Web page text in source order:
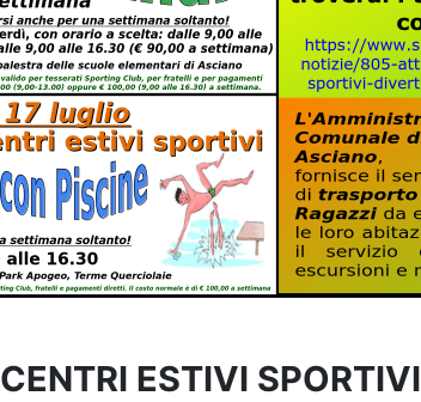
CENTRI ESTIVI SPORTIVI